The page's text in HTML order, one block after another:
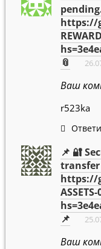
https://
📎
Ваш
r523ka
📌 🔐
transfer
https://
📌
Ваш